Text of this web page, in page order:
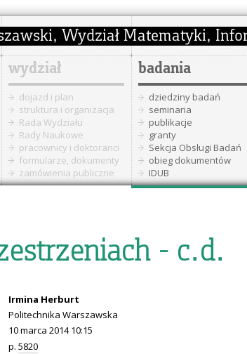
wydział
dojazd i plan
struktura i organizacja
Rada Wydziału
Rady Naukowe
pracownicy i doktoranci
formularze, dokumenty
zamówienia publiczne
badania
dziedziny badań
seminaria
publikacje
granty
Sekcja Obsługi Badań
obieg dokumentów
IDUB
- c.d.
Irmina Herburt
Politechnika Warszawska
10 marca 2014 10:15
p. 5820